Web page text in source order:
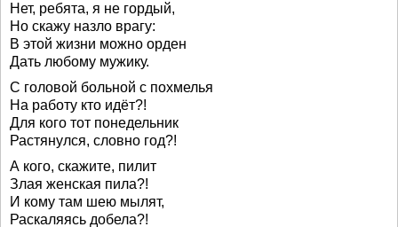
Нет, ребята, я не гордый,
Но скажу назло врагу:
В этой жизни можно орден
Дать любому мужику.
С головой больной с похмелья
На работу кто идёт?!
Для кого тот понедельник
Растянулся, словно год?!
А кого, скажите, пилит
Злая женская пила?!
И кому там шею мылят,
Раскаляясь добела?!